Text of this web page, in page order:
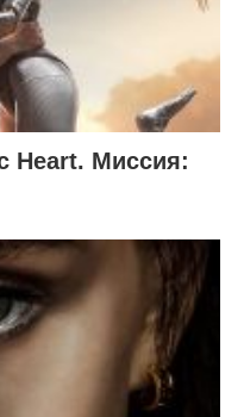
Heart. Миссия: